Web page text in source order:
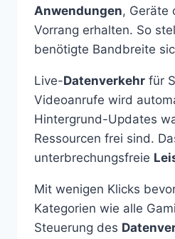
Anwendungen, Geräte
Vorrang erhalten. So
benötigte Bandbreite
Live-Datenverkehr für
Videoanrufe wird
Hintergrund-Updates
Ressourcen frei sind.
unterbrechungsfreie
Mit wenigen Klicks
Kategorien wie alle
Steuerung des